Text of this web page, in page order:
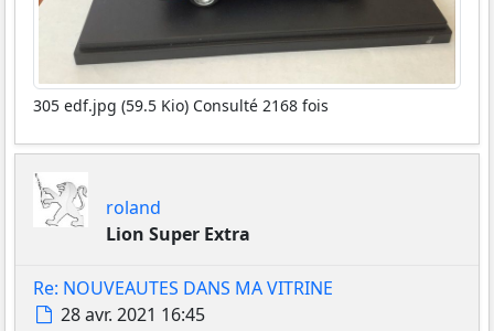
305 edf.jpg (59.5 Kio) Consulté 2168 fois
roland
Lion Super Extra
Re: NOUVEAUTES DANS MA VITRINE
Message
28 avr. 2021 16:45